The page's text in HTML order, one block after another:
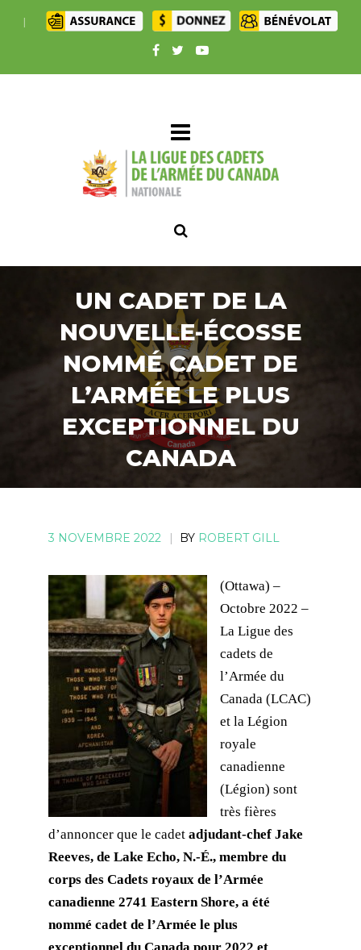
UN CADET DE LA
NOUVELLE-ÉCOSSE
NOMMÉ CADET DE
L’ARMÉE LE PLUS
EXCEPTIONNEL DU
CANADA
3 NOVEMBRE 2022 | BY ROBERT GILL
(Ottawa) –
Octobre 2022 –
La Ligue des
cadets de
l’Armée du
Canada (LCAC)
et la Légion
royale
canadienne
(Légion) sont
très fières
d’annoncer que le cadet adjudant-chef Jake
Reeves, de Lake Echo, N.-É., membre du
corps des Cadets royaux de l’Armée
canadienne 2741 Eastern Shore, a été
nommé cadet de l’Armée le plus